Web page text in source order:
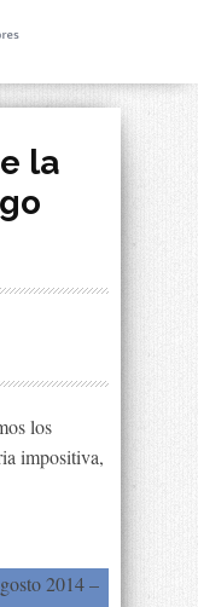
la
los
impositiva,
2014 –